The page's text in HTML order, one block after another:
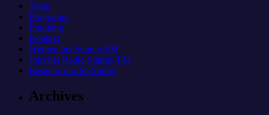
Team
Programm
Empfang
Kontakt
Werben bei Sunray-FM
Jobs bei Radio Sunray-FM
Besuche uns im Studio
Archives